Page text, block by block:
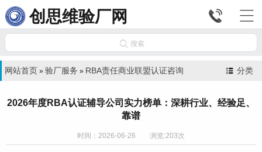
创思维验厂网 

 搜索
分类
网站首页 » 验厂服务 » RBA责任商业联盟认证咨询
2026年度RBA认证辅导公司实力榜单：深耕行业、经验足、
靠谱
时间：2026-06-26 浏览:203次